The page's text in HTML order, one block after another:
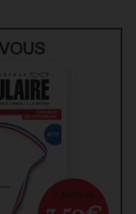
À partir de